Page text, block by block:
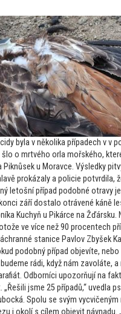
byla v několika případech v v
o mrtvého orla mořského,
u Moravce. Výsledky
prokázaly a policie potvrdila,
letošní případ podobné otravy
září dostalo otrávené káně
Kuchyň u Pikárce na
tože ve více než 90 procentech
stanice Pavlov Zbyšek
podobný případ objevíte,
rádi, když nám zavoláte,
Odborníci upozorňují na
jsme 25 případů,“ uvedla
Spolu se svým vycvičeným
i okolí s cílem objevit návnadu.